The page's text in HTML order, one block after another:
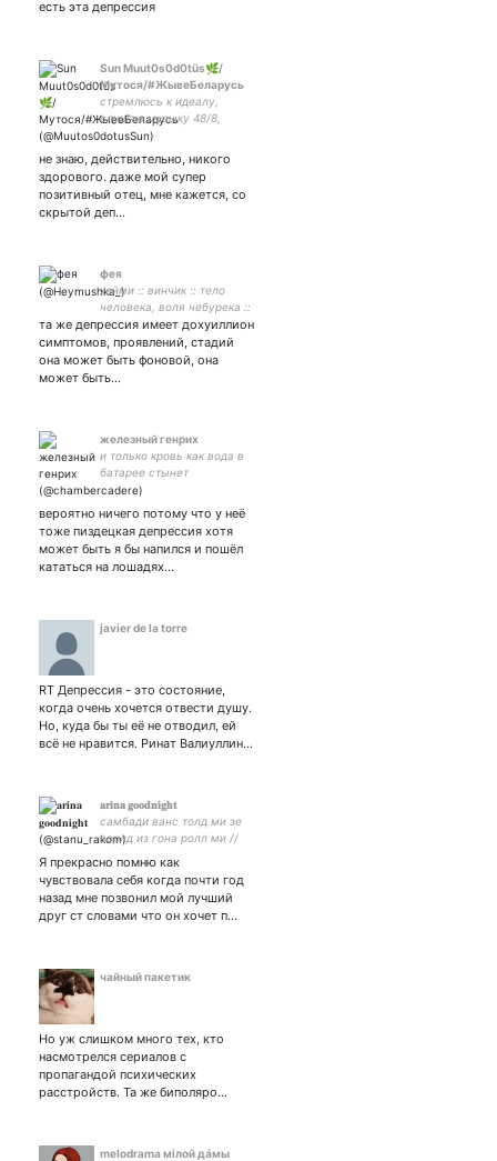
есть эта депрессия
Sun Muut0s0d0tüs🌿/
Мутося/#ЖывеБеларусь
стремлюсь к идеалу,
слушаю музыку 48/8,
готовлюсб к егэ| любовь к
ООС ван лав 🍀 она/оно/
ей| транс*френдли
не знаю, действительно, никого
здорового. даже мой супер
позитивный отец, мне кажется, со
скрытой деп…
фея
хейми :: винчик :: тело
человека, воля чебурека ::
я злая идите нахуй ::
#slytherinteam
та же депрессия имеет дохуиллион
симптомов, проявлений, стадий
она может быть фоновой, она
может быть…
железный генрих
и только кровь как вода в
батарее стынет
вероятно ничего потому что у неё
тоже пиздецкая депрессия хотя
может быть я бы напился и пошёл
кататься на лошадях…
javier de la torre
RT Депрессия - это состояние,
когда очень хочется отвести душу.
Но, куда бы ты её не отводил, ей
всё не нравится. Ринат Валиуллин…
𝐚𝐫𝐢𝐧𝐚 𝐠𝐨𝐨𝐝𝐧𝐢𝐠𝐡𝐭
самбади ванс толд ми зе
ворлд из гона ролл ми //
mcr ~ hp ~ movies
Я прекрасно помню как
чувствовала себя когда почти год
назад мне позвонил мой лучший
друг ст словами что он хочет п…
чайный пакетик
Но уж слишком много тех, кто
насмотрелся сериалов с
пропагандой психических
расстройств. Та же биполяро…
melodrama мiлой дáмы